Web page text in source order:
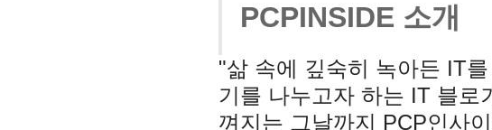
PCPINSIDE 소개
"삶 속에 깊숙히 녹아든 IT
기를 나누고자 하는 IT 블로
껴지는 그날까지 PCP인사